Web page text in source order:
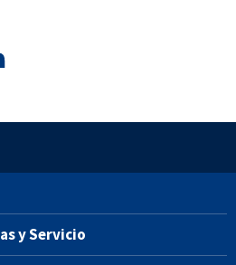
y Servicio